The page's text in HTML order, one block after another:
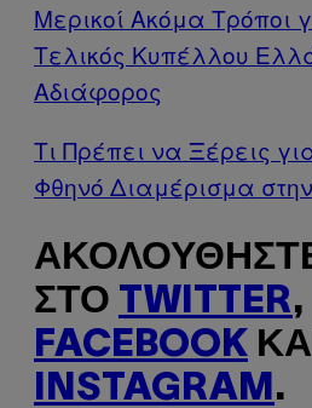
Μερικοί Ακόμα Τρόποι
Τελικός Κυπέλλου
Αδιάφορος
Τι Πρέπει να Ξέρεις
Φθηνό Διαμέρισμα
ΣΤΟ TWITTER,
FACEBOOK ΚΑΙ
INSTAGRAM .